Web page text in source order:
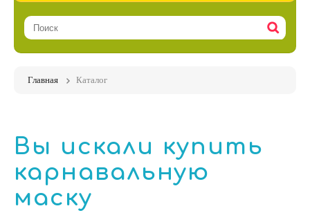
Главная Каталог
Вы искали купить
карнавальную
маску